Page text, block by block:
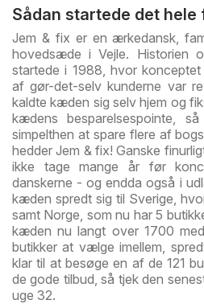
Sådan startede det
Jem & fix er en ærkedansk,
hovedsæde i Vejle. Historien
startede i 1988, hvor
af gør-det-selv kunderne var
kaldte kæden sig selv hjem og
kædens besparelsespointe,
simpelthen at spare flere af
hedder Jem & fix! Ganske
ikke tage mange år før
danskerne - og endda også i
kæden spredt sig til Sverige,
samt Norge, som nu har 5
kæden nu langt over 1700
butikker at vælge imellem,
klar til at besøge en af de 121
de gode tilbud, så tjek den
uge 32.